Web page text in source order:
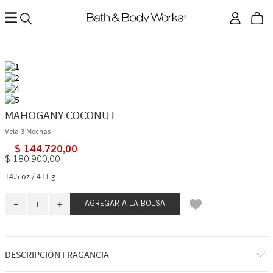
MAHOGANY COCONUT
Vela 3 Mechas
$ 144.720,00
$ 180.900,00
14.5 oz / 411 g
＋
－ AGREGAR A LA BOLSA
DESCRIPCIÓN FRAGANCIA